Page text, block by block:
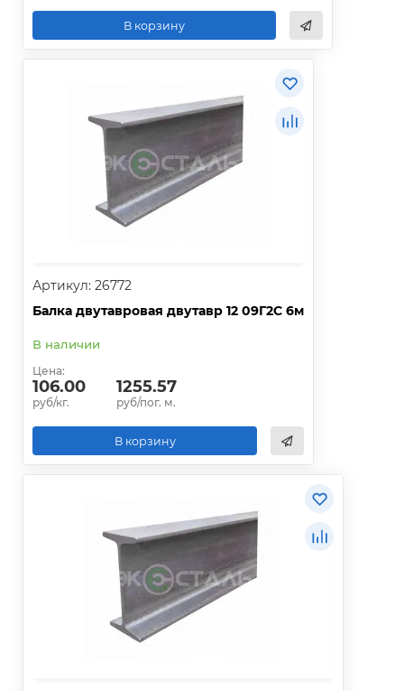
В корзину
Артикул: 26772
Балка двутавровая двутавр 12 09Г2С 6м
В наличии
Цена:
106.00
руб/кг.
1255.57
руб/пог. м.
В корзину